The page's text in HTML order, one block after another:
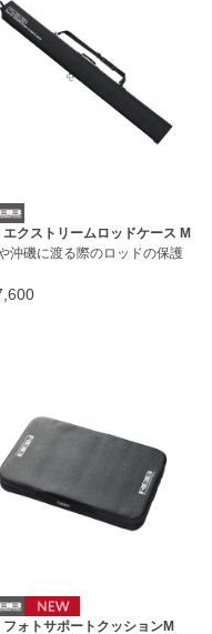
エクストリームロッドケース M
沖磯に渡る際のロッドの保護
ォトサポートクッションM